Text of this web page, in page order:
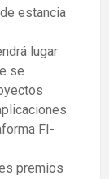
estancia
lugar
se
FI-
premios